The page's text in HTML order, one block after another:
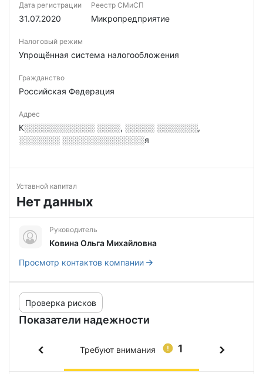
Дата регистрации
31.07.2020
Реестр СМиСП
Микропредприятие
Налоговый режим
Упрощённая система налогообложения
Гражданство
Российская Федерация
Адрес
К░░░░░░░░░░░░ ░░░░, ░░░░░ ░░░░░░░,
░░░░░░░ ░░░░░░░░░░░░░░я
Уставной капитал
Нет данных
Руководитель
Ковина Ольга Михайловна
Просмотр контактов компании
Показатели надежности
Проверка рисков
1
Требуют внимания